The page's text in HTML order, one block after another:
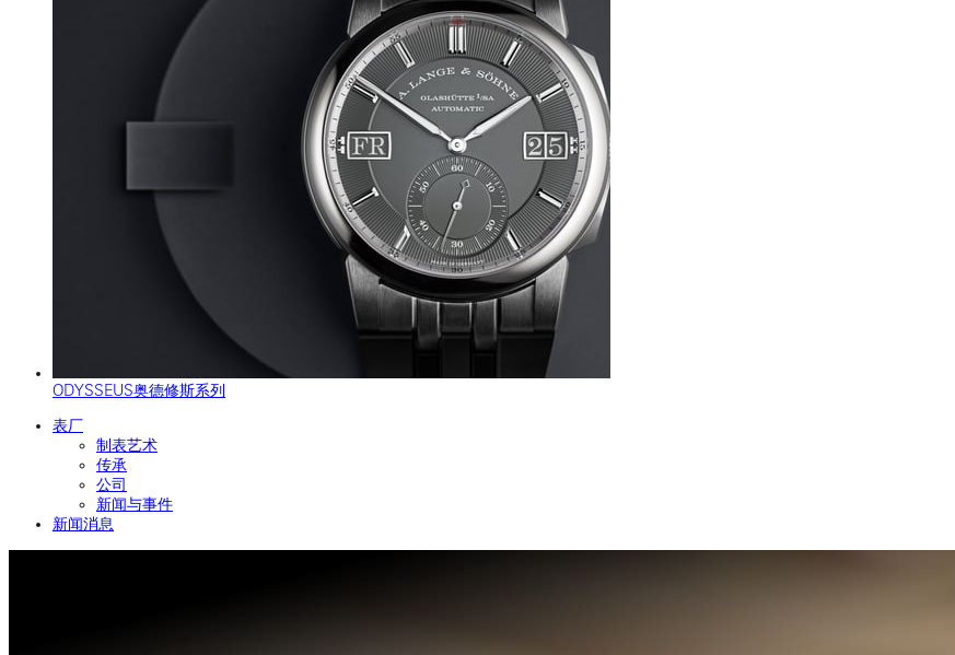
ODYSSEUS奥德修斯系列
表厂
制表艺术
传承
公司
新闻与事件
新闻消息